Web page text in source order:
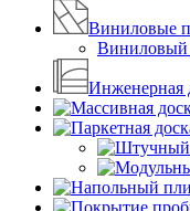
Виниловые
Виниловый
Инженерная